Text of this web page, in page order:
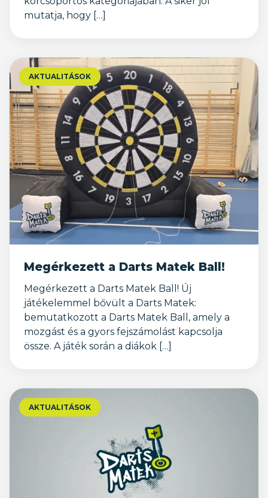
mutatja, hogy […]
AKTUALITÁSOK
Megérkezett a Darts Matek Ball!
Megérkezett a Darts Matek Ball! Új
játékelemmel bővült a Darts Matek:
bemutatkozott a Darts Matek Ball, amely a
mozgást és a gyors fejszámolást kapcsolja
össze. A játék során a diákok […]
AKTUALITÁSOK